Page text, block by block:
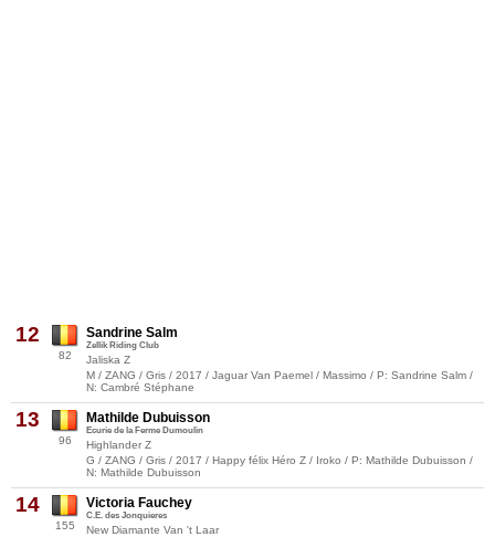
12
82
Sandrine Salm
Zellik Riding Club
Jaliska Z
M / ZANG / Gris / 2017 / Jaguar Van Paemel / Massimo / P: Sandrine Salm /
N: Cambré Stéphane
13
96
Mathilde Dubuisson
Ecurie de la Ferme Dumoulin
Highlander Z
G / ZANG / Gris / 2017 / Happy félix Héro Z / Iroko / P: Mathilde Dubuisson /
N: Mathilde Dubuisson
14
155
Victoria Fauchey
C.E. des Jonquieres
New Diamante Van 't Laar